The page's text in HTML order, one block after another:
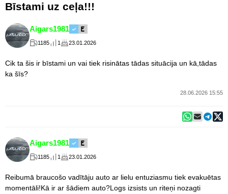
Bīstami uz ceļa!!!
Aigars1981
1185 1 23.01.2026
Cik ta šis ir bīstami un vai tiek risinātas tādas situācija un kā,tādas
ka šīs?
28.06.2026 15:55
Aigars1981
1185 1 23.01.2026
Reibumā braucošo vadītāju auto ar lielu entuziasmu tiek evakuētas
momentāli!Kā ir ar šādiem auto?Logs izsists un riteņi nozagti